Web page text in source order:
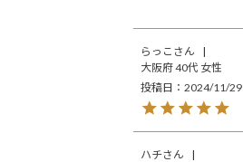
らっこ
大阪府40代 女性
投稿日
2024/11/29
ハチ